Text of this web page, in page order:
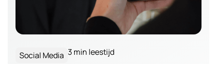
Social Media 3 min leestijd